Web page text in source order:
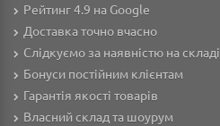
Рейтинг 4.9 на Google
Доставка точно вчасно
Слідкуємо за наявністю на складі
Бонуси постійним клієнтам
Гарантія якості товарів
Власний склад та шоурум